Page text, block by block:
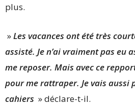
plus.
»Les vacances ont été très
assisté. Je n’ai vraiment pas eu
me reposer. Mais avec ce
pour me rattraper. Je vais aussi
cahiers » déclare-t-il.